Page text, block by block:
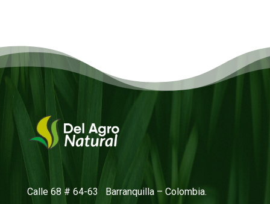
Calle 68 # 64-63 Barranquilla – Colombia.